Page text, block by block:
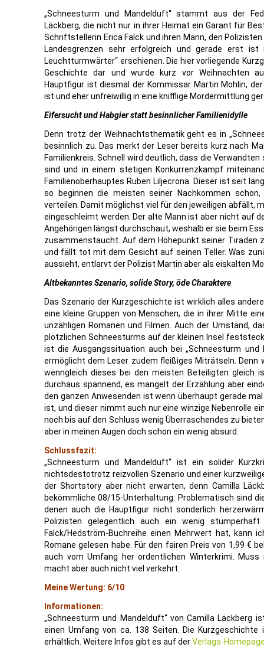
„Schneesturm und Mandelduft“ stammt aus der
Läckberg, die nicht nur in ihrer Heimat ein Garant für
Schriftstellerin Erica Falck und ihren Mann, den
Landesgrenzen sehr erfolgreich und gerade erst ist
Leuchtturmwärter“ erschienen. Die hier vorliegende
Geschichte dar und wurde kurz vor Weihnachten
Hauptfigur ist diesmal der Kommissar Martin Mohlin,
ist und eher unfreiwillig in eine knifflige Mordermittlung
Eifersucht und Habgier statt besinnlicher Familienidylle
Denn trotz der Weihnachtsthematik geht es in
besinnlich zu. Das merkt der Leser bereits kurz nach
Familienkreis. Schnell wird deutlich, dass die
sind und in einem stetigen Konkurrenzkampf
Familienoberhauptes Ruben Liljecrona. Dieser ist seit
so beginnen die meisten seiner Nachkommen
verteilen. Damit möglichst viel für den jeweiligen abfällt,
eingeschleimt werden. Der alte Mann ist aber nicht auf
Angehörigen längst durchschaut, weshalb er sie beim
zusammenstaucht. Auf dem Höhepunkt seiner
und fällt tot mit dem Gesicht auf seinen Teller. Was
aussieht, entlarvt der Polizist Martin aber als eiskalten
Altbekanntes Szenario, solide Story, öde Charaktere
Das Szenario der Kurzgeschichte ist wirklich alles
eine kleine Gruppen von Menschen, die in ihrer Mitte
unzähligen Romanen und Filmen. Auch der Umstand,
plötzlichen Schneesturms auf der kleinen Insel
ist die Ausgangssituation auch bei „Schneesturm und
ermöglicht dem Leser zudem fleißiges Miträtseln.
wenngleich dieses bei den meisten Beteiligten gleich
durchaus spannend, es mangelt der Erzählung aber
den ganzen Anwesenden ist wenn überhaupt gerade
ist, und dieser nimmt auch nur eine winzige Nebenrolle
noch bis auf den Schluss wenig Überraschendes zu
aber in meinen Augen doch schon ein wenig absurd.
Schlussfazit:
„Schneesturm und Mandelduft“ ist ein solider
nichtsdestotrotz reizvollen Szenario und einer
der Shortstory aber nicht erwarten, denn Camilla
bekömmliche 08/15-Unterhaltung. Problematisch sind
denen auch die Hauptfigur nicht sonderlich
Polizisten gelegentlich auch ein wenig
Falck/Hedström-Buchreihe einen Mehrwert hat, kann
Romane gelesen habe. Für den fairen Preis von 1,99 €
auch vom Umfang her ordentlichen Winterkrimi.
macht aber auch nicht viel verkehrt.
Meine Wertung: 6/10
Informationen:
„Schneesturm und Mandelduft“ von Camilla Läckberg
einen Umfang von ca. 138 Seiten. Die
erhältlich. Weitere Infos gibt es auf derVerlags-